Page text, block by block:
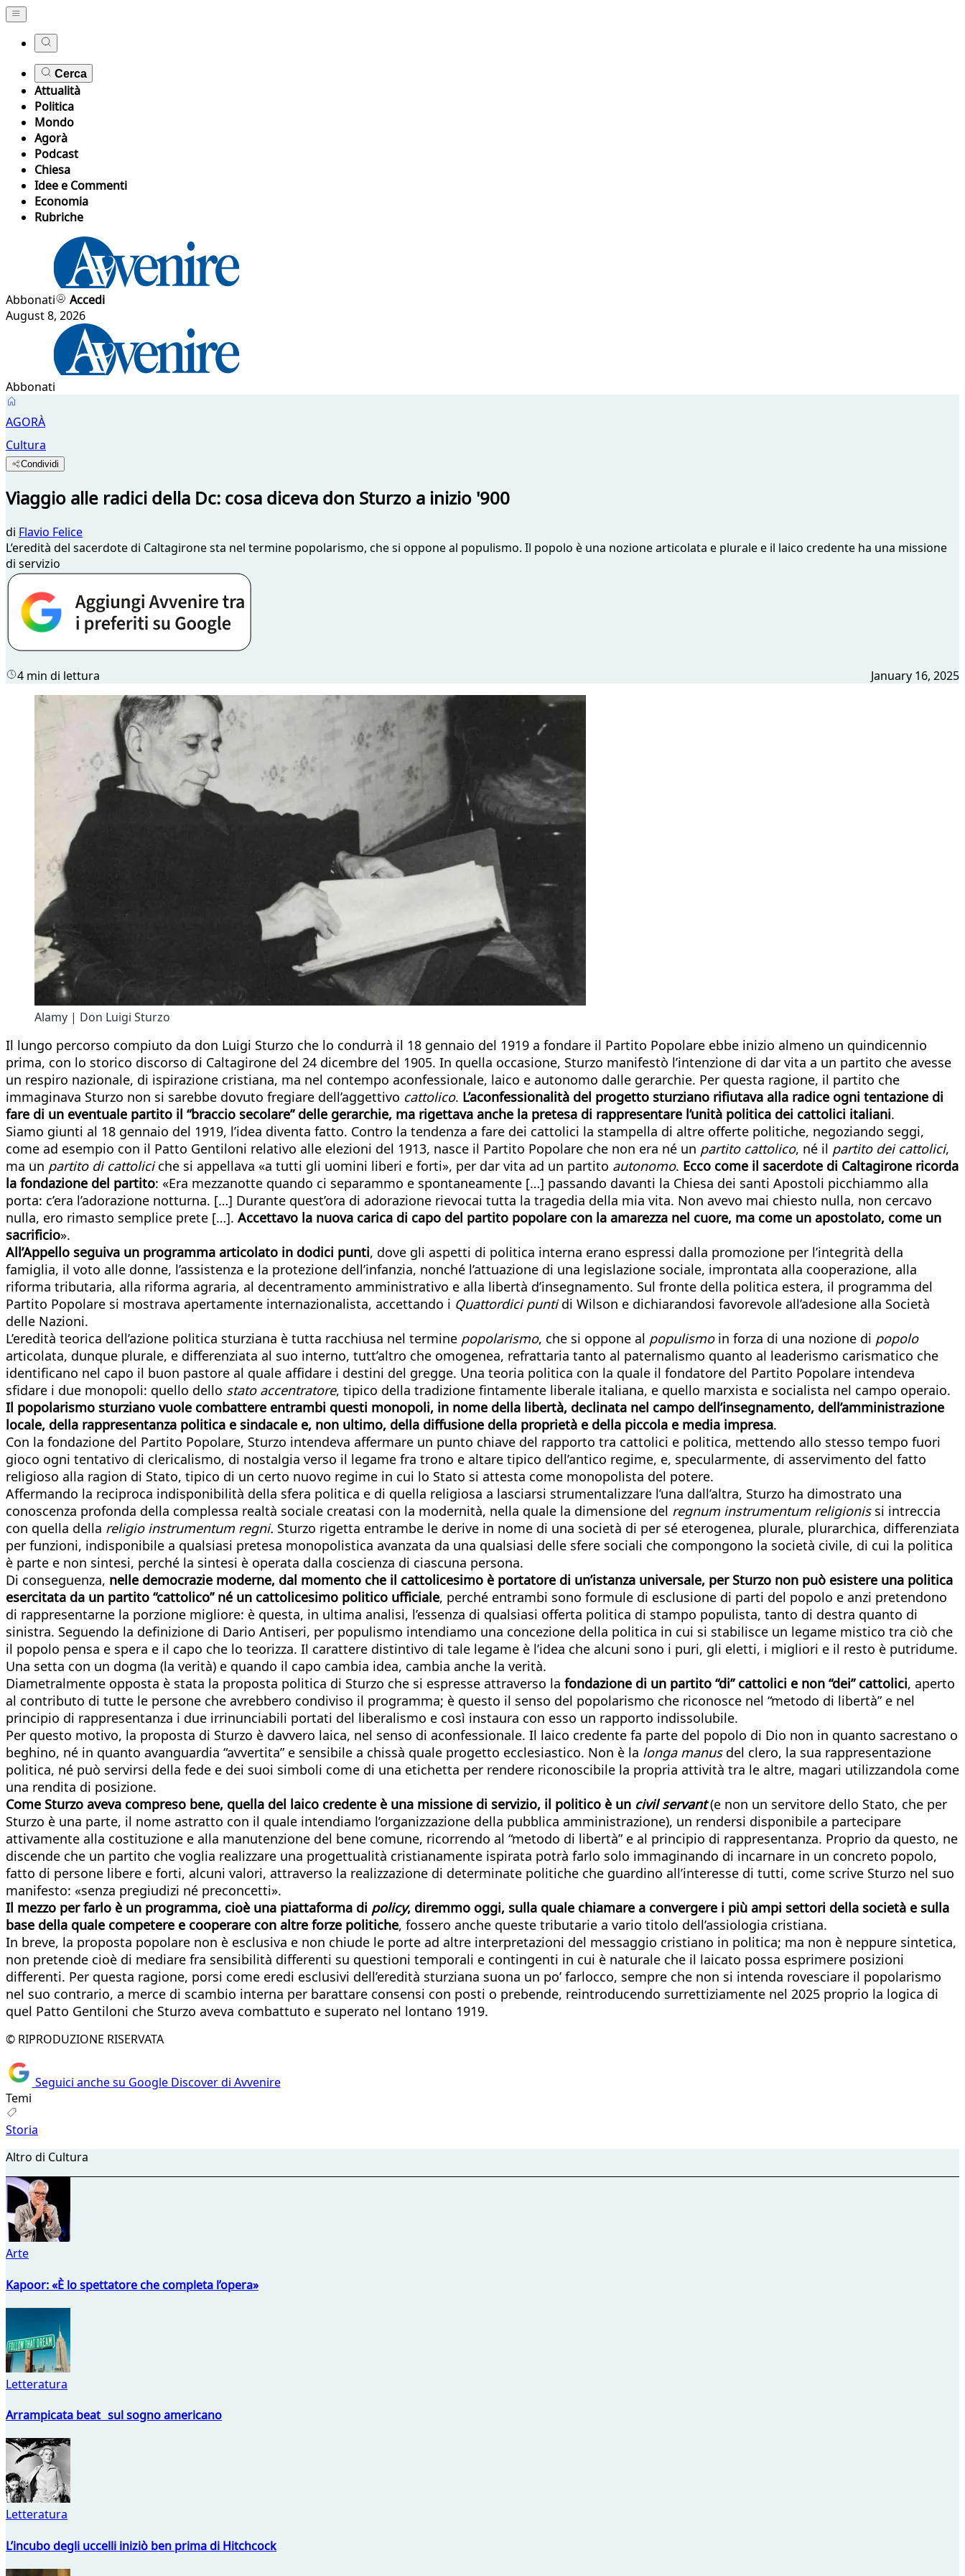
Cerca
Attualità
Politica
Mondo
Agorà
Podcast
Chiesa
Idee e Commenti
Economia
Rubriche
Abbonati
Accedi
August 8, 2026
Abbonati
AGORÀ
Cultura
Condividi
Viaggio alle radici della Dc: cosa diceva don Sturzo a inizio '900
di Flavio Felice
L’eredità del sacerdote di Caltagirone sta nel termine popolarismo, che si oppone al populismo. Il popolo è una nozione articolata e plurale e il laico credente ha una missione
di servizio
4 min di lettura January 16, 2025
Alamy | Don Luigi Sturzo
Il lungo percorso compiuto da don Luigi Sturzo che lo condurrà il 18 gennaio del 1919 a fondare il Partito Popolare ebbe inizio almeno un quindicennio
prima, con lo storico discorso di Caltagirone del 24 dicembre del 1905. In quella occasione, Sturzo manifestò l’intenzione di dar vita a un partito che avesse
un respiro nazionale, di ispirazione cristiana, ma nel contempo aconfessionale, laico e autonomo dalle gerarchie. Per questa ragione, il partito che
immaginava Sturzo non si sarebbe dovuto fregiare dell’aggettivo cattolico. L’aconfessionalità del progetto sturziano rifiutava alla radice ogni tentazione di
fare di un eventuale partito il “braccio secolare” delle gerarchie, ma rigettava anche la pretesa di rappresentare l’unità politica dei cattolici italiani.
Siamo giunti al 18 gennaio del 1919, l’idea diventa fatto. Contro la tendenza a fare dei cattolici la stampella di altre offerte politiche, negoziando seggi,
come ad esempio con il Patto Gentiloni relativo alle elezioni del 1913, nasce il Partito Popolare che non era né un partito cattolico, né il partito dei cattolici,
ma un partito di cattoliciche si appellava «a tutti gli uomini liberi e forti», per dar vita ad un partito autonomo. Ecco come il sacerdote di Caltagirone ricorda
la fondazione del partito: «Era mezzanotte quando ci separammo e spontaneamente […] passando davanti la Chiesa dei santi Apostoli picchiammo alla
porta: c’era l’adorazione notturna. […] Durante quest’ora di adorazione rievocai tutta la tragedia della mia vita. Non avevo mai chiesto nulla, non cercavo
nulla, ero rimasto semplice prete […]. Accettavo la nuova carica di capo del partito popolare con la amarezza nel cuore, ma come un apostolato, come un
sacrificio».
All’Appello seguiva un programma articolato in dodici punti, dove gli aspetti di politica interna erano espressi dalla promozione per l’integrità della
famiglia, il voto alle donne, l’assistenza e la protezione dell’infanzia, nonché l’attuazione di una legislazione sociale, improntata alla cooperazione, alla
riforma tributaria, alla riforma agraria, al decentramento amministrativo e alla libertà d’insegnamento. Sul fronte della politica estera, il programma del
Partito Popolare si mostrava apertamente internazionalista, accettando i Quattordici puntidi Wilson e dichiarandosi favorevole all’adesione alla Società
delle Nazioni.
L’eredità teorica dell’azione politica sturziana è tutta racchiusa nel termine popolarismo, che si oppone al populismoin forza di una nozione di popolo
articolata, dunque plurale, e differenziata al suo interno, tutt’altro che omogenea, refrattaria tanto al paternalismo quanto al leaderismo carismatico che
identificano nel capo il buon pastore al quale affidare i destini del gregge. Una teoria politica con la quale il fondatore del Partito Popolare intendeva
sfidare i due monopoli: quello dello stato accentratore, tipico della tradizione fintamente liberale italiana, e quello marxista e socialista nel campo operaio.
Il popolarismo sturziano vuole combattere entrambi questi monopoli, in nome della libertà, declinata nel campo dell’insegnamento, dell’amministrazione
locale, della rappresentanza politica e sindacale e, non ultimo, della diffusione della proprietà e della piccola e media impresa.
Con la fondazione del Partito Popolare, Sturzo intendeva affermare un punto chiave del rapporto tra cattolici e politica, mettendo allo stesso tempo fuori
gioco ogni tentativo di clericalismo, di nostalgia verso il legame fra trono e altare tipico dell’antico regime, e, specularmente, di asservimento del fatto
religioso alla ragion di Stato, tipico di un certo nuovo regime in cui lo Stato si attesta come monopolista del potere.
Affermando la reciproca indisponibilità della sfera politica e di quella religiosa a lasciarsi strumentalizzare l’una dall’altra, Sturzo ha dimostrato una
conoscenza profonda della complessa realtà sociale creatasi con la modernità, nella quale la dimensione del regnum instrumentum religionissi intreccia
con quella della religio instrumentum regni. Sturzo rigetta entrambe le derive in nome di una società di per sé eterogenea, plurale, plurarchica, differenziata
per funzioni, indisponibile a qualsiasi pretesa monopolistica avanzata da una qualsiasi delle sfere sociali che compongono la società civile, di cui la politica
è parte e non sintesi, perché la sintesi è operata dalla coscienza di ciascuna persona.
Di conseguenza, nelle democrazie moderne, dal momento che il cattolicesimo è portatore di un’istanza universale, per Sturzo non può esistere una politica
esercitata da un partito “cattolico” né un cattolicesimo politico ufficiale, perché entrambi sono formule di esclusione di parti del popolo e anzi pretendono
di rappresentarne la porzione migliore: è questa, in ultima analisi, l’essenza di qualsiasi offerta politica di stampo populista, tanto di destra quanto di
sinistra. Seguendo la definizione di Dario Antiseri, per populismo intendiamo una concezione della politica in cui si stabilisce un legame mistico tra ciò che
il popolo pensa e spera e il capo che lo teorizza. Il carattere distintivo di tale legame è l’idea che alcuni sono i puri, gli eletti, i migliori e il resto è putridume.
Una setta con un dogma (la verità) e quando il capo cambia idea, cambia anche la verità.
Diametralmente opposta è stata la proposta politica di Sturzo che si espresse attraverso la fondazione di un partito “di” cattolici e non “dei” cattolici, aperto
al contributo di tutte le persone che avrebbero condiviso il programma; è questo il senso del popolarismo che riconosce nel “metodo di libertà” e nel
principio di rappresentanza i due irrinunciabili portati del liberalismo e così instaura con esso un rapporto indissolubile.
Per questo motivo, la proposta di Sturzo è davvero laica, nel senso di aconfessionale. Il laico credente fa parte del popolo di Dio non in quanto sacrestano o
beghino, né in quanto avanguardia “avvertita” e sensibile a chissà quale progetto ecclesiastico. Non è la longa manusdel clero, la sua rappresentazione
politica, né può servirsi della fede e dei suoi simboli come di una etichetta per rendere riconoscibile la propria attività tra le altre, magari utilizzandola come
una rendita di posizione.
Come Sturzo aveva compreso bene, quella del laico credente è una missione di servizio, il politico è un civil servant (e non un servitore dello Stato, che per
Sturzo è una parte, il nome astratto con il quale intendiamo l’organizzazione della pubblica amministrazione), un rendersi disponibile a partecipare
attivamente alla costituzione e alla manutenzione del bene comune, ricorrendo al “metodo di libertà” e al principio di rappresentanza. Proprio da questo, ne
discende che un partito che voglia realizzare una progettualità cristianamente ispirata potrà farlo solo immaginando di incarnare in un concreto popolo,
fatto di persone libere e forti, alcuni valori, attraverso la realizzazione di determinate politiche che guardino all’interesse di tutti, come scrive Sturzo nel suo
manifesto: «senza pregiudizi né preconcetti».
Il mezzo per farlo è un programma, cioè una piattaforma di policy, diremmo oggi, sulla quale chiamare a convergere i più ampi settori della società e sulla
base della quale competere e cooperare con altre forze politiche, fossero anche queste tributarie a vario titolo dell’assiologia cristiana.
In breve, la proposta popolare non è esclusiva e non chiude le porte ad altre interpretazioni del messaggio cristiano in politica; ma non è neppure sintetica,
non pretende cioè di mediare fra sensibilità differenti su questioni temporali e contingenti in cui è naturale che il laicato possa esprimere posizioni
differenti. Per questa ragione, porsi come eredi esclusivi dell’eredità sturziana suona un po’ farlocco, sempre che non si intenda rovesciare il popolarismo
nel suo contrario, a merce di scambio interna per barattare consensi con posti o prebende, reintroducendo surrettiziamente nel 2025 proprio la logica di
quel Patto Gentiloni che Sturzo aveva combattuto e superato nel lontano 1919.
© RIPRODUZIONE RISERVATA
Seguici anche su Google Discover di Avvenire
Temi
Storia
Altro di Cultura
Arte
Kapoor: «È lo spettatore che completa l’opera»
Letteratura
Arrampicata beat sul sogno americano
Letteratura
L’incubo degli uccelli iniziò ben prima di Hitchcock